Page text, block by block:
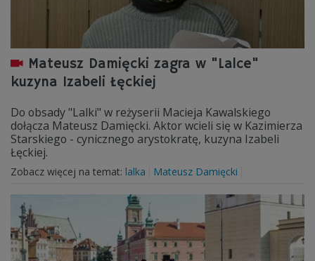
Mateusz Damięcki zagra w "Lalce"
kuzyna Izabeli Łęckiej
Do obsady "Lalki" w reżyserii Macieja Kawalskiego
dołącza Mateusz Damięcki. Aktor wcieli się w Kazimierza
Starskiego - cynicznego arystokratę, kuzyna Izabeli
Łęckiej.
Zobacz więcej na temat: lalka Mateusz Damięcki